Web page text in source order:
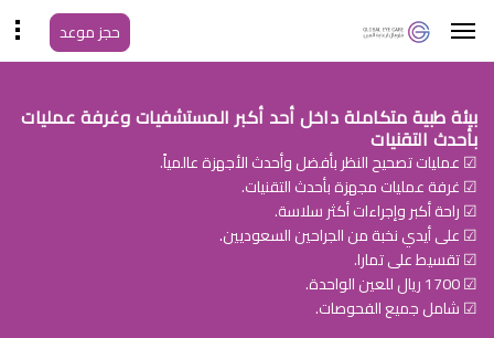
حجز موعد
بيئة طبية متكاملة داخل أحد أكبر المستشفيات وغرفة عمليات
بأحدث التقنيات
☑ عمليات تصحيح النظر بأفضل وأحدث الأجهزة عالمياً.
☑ غرفة عمليات مجهزة بأحدث التقنيات.
☑ راحة أكبر وإجراءات أكثر سلاسة.
☑ على أيدي نخبة من الجراحين السعوديين.
☑ تقسيط على تمارا.
☑ 1700 ريال للعين الواحدة.
☑ شامل جميع الفحوصات.